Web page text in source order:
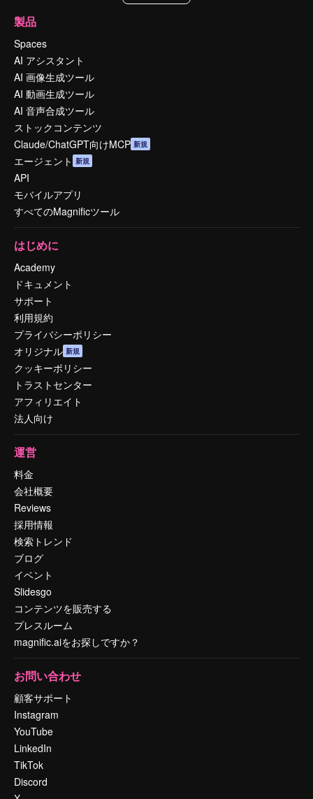
製品
Spaces
AI アシスタント
AI 画像生成ツール
AI 動画生成ツール
AI 音声合成ツール
ストックコンテンツ
Claude/ChatGPT向けMCP 新規
エージェント 新規
API
モバイルアプリ
すべてのMagnificツール
はじめに
Academy
ドキュメント
サポート
利用規約
プライバシーポリシー
オリジナル 新規
クッキーポリシー
トラストセンター
アフィリエイト
法人向け
運営
料金
会社概要
Reviews
採用情報
検索トレンド
ブログ
イベント
Slidesgo
コンテンツを販売する
プレスルーム
magnific.aiをお探しですか？
お問い合わせ
顧客サポート
Instagram
YouTube
LinkedIn
TikTok
Discord